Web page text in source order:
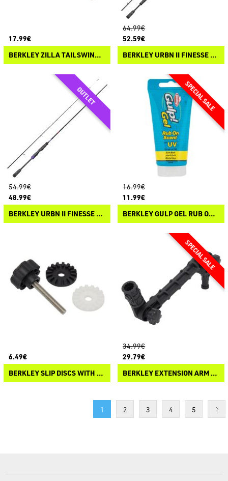
17.99€
BERKLEY ZILLA TAILSWINGER
64.99€
52.59€
BERKLEY URBN II FINESSE CASTING
54.99€
48.99€
BERKLEY URBN II FINESSE SPINNING
16.99€
11.99€
BERKLEY GULP GEL RUB ON SCENT UV
6.49€
BERKLEY SLIP DISCS WITH BOLT
34.99€
29.79€
BERKLEY EXTENSION ARM SYSTEM WITH QUICK RELEASE LOCK
1 2 3 4 5